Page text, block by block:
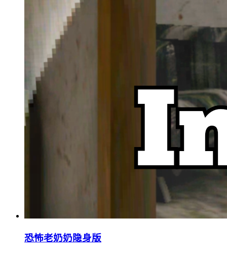
恐怖老奶奶隐身版